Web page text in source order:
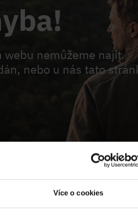
Více o cookies
nemůžeme najít.
nebo u nás tato